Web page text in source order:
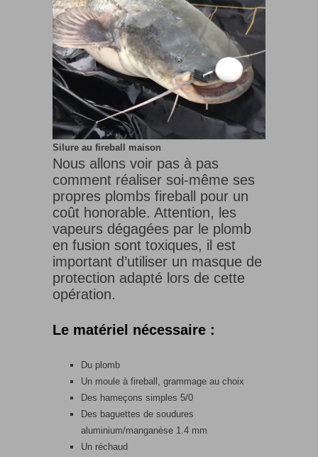
Silure au fireball maison
Nous allons voir pas à pas
comment réaliser soi-même ses
propres plombs fireball pour un
coût honorable. Attention, les
vapeurs dégagées par le plomb
en fusion sont toxiques, il est
important d’utiliser un masque de
protection adapté lors de cette
opération.
Le matériel nécessaire :
Du plomb
Un moule à fireball, grammage au choix
Des hameçons simples 5/0
Des baguettes de soudures
aluminium/manganèse 1.4 mm
Un réchaud